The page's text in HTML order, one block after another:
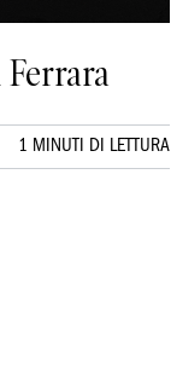
1 MINUTI DI LETTURA